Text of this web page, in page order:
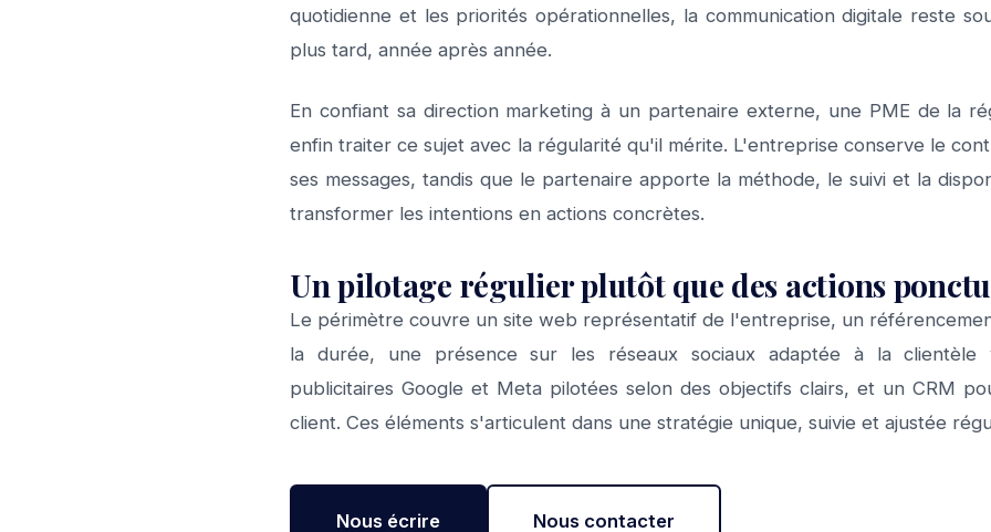
quotidienne et les priorités opérationnelles, la communication digitale reste
plus tard, année après année.
En confiant sa direction marketing à un partenaire externe, une PME de la
enfin traiter ce sujet avec la régularité qu'il mérite. L'entreprise conserve le
ses messages, tandis que le partenaire apporte la méthode, le suivi et la
transformer les intentions en actions concrètes.
Un pilotage régulier plutôt que des actions
Le périmètre couvre un site web représentatif de l'entreprise, un
la durée, une présence sur les réseaux sociaux adaptée à la clientèle
publicitaires Google et Meta pilotées selon des objectifs clairs, et un CRM
client. Ces éléments s'articulent dans une stratégie unique, suivie et ajustée
Nous écrire Nous contacter